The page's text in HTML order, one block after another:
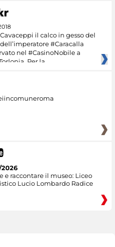
il calco in gesso del
#Caracalla
nel #CasinoNobile a
Per la
e raccontare il museo: Liceo
Lucio Lombardo Radice